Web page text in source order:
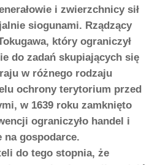
i zwierzchnicy sił
siogunami. Rządzący
który ograniczył
do zadań skupiających się
w różnego rodzaju
ochrony terytorium przed
w 1639 roku zamknięto
ograniczyło handel i
na gospodarce.
do tego stopnia, że